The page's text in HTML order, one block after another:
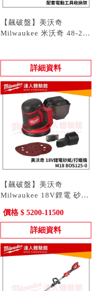
【飆破盤】美沃奇
Milwaukee 米沃奇 48-22-
詳細資料
【飆破盤】美沃奇
Milwaukee 18V鋰電 砂紙
可調速 拋光機 研磨機
價格 $ 5200-11500
詳細資料